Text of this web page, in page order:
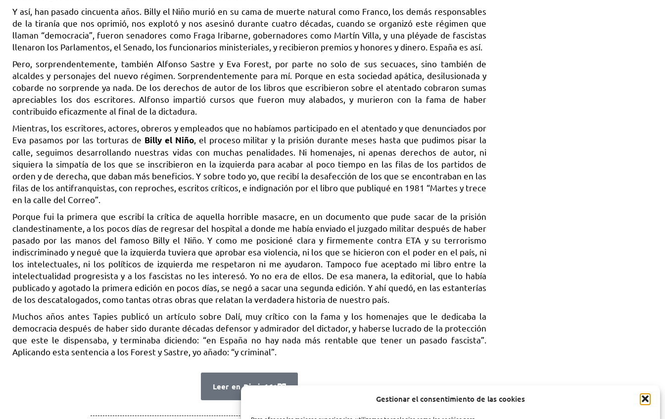
Gestionar el consentimiento de las cookies
Y así, han pasado cincuenta años. Billy el Niño murió en su cama de muerte natural como Franco, los demás responsables
de la tiranía que nos oprimió, nos explotó y nos asesinó durante cuatro décadas, cuando se organizó este régimen que
llaman “democracia”, fueron senadores como Fraga Iribarne, gobernadores como Martín Villa, y una pléyade de fascistas
llenaron los Parlamentos, el Senado, los funcionarios ministeriales, y recibieron premios y honores y dinero. España es así.
Pero, sorprendentemente, también Alfonso Sastre y Eva Forest, por parte no solo de sus secuaces, sino también de
alcaldes y personajes del nuevo régimen. Sorprendentemente para mí. Porque en esta sociedad apática, desilusionada y
cobarde no sorprende ya nada. De los derechos de autor de los libros que escribieron sobre el atentado cobraron sumas
apreciables los dos escritores. Alfonso impartió cursos que fueron muy alabados, y murieron con la fama de haber
contribuido eficazmente al final de la dictadura.
Mientras, los escritores, actores, obreros y empleados que no habíamos participado en el atentado y que denunciados por
Eva pasamos por las torturas de Billy el Niño, el proceso militar y la prisión durante meses hasta que pudimos pisar la
calle, seguimos desarrollando nuestras vidas con muchas penalidades. Ni homenajes, ni apenas derechos de autor, ni
siquiera la simpatía de los que se inscribieron en la izquierda para acabar al poco tiempo en las filas de los partidos de
orden y de derecha, que daban más beneficios. Y sobre todo yo, que recibí la desafección de los que se encontraban en las
filas de los antifranquistas, con reproches, escritos críticos, e indignación por el libro que publiqué en 1981 “Martes y trece
en la calle del Correo”.
Porque fui la primera que escribí la crítica de aquella horrible masacre, en un documento que pude sacar de la prisión
clandestinamente, a los pocos días de regresar del hospital a donde me había enviado el juzgado militar después de haber
pasado por las manos del famoso Billy el Niño. Y como me posicioné clara y firmemente contra ETA y su terrorismo
indiscriminado y negué que la izquierda tuviera que aprobar esa violencia, ni los que se hicieron con el poder en el país, ni
los intelectuales, ni los políticos de izquierda me respetaron ni me ayudaron. Tampoco fue aceptado mi libro entre la
intelectualidad progresista y a los fascistas no les interesó. Yo no era de ellos. De esa manera, la editorial, que lo había
publicado y agotado la primera edición en pocos días, se negó a sacar una segunda edición. Y ahí quedó, en las estanterías
de los descatalogados, como tantas otras obras que relatan la verdadera historia de nuestro país.
Muchos años antes Tapies publicó un artículo sobre Dalí, muy crítico con la fama y los homenajes que le dedicaba la
democracia después de haber sido durante décadas defensor y admirador del dictador, y haberse lucrado de la protección
que este le dispensaba, y terminaba diciendo: “en España no hay nada más rentable que tener un pasado fascista”.
Aplicando esta sentencia a los Forest y Sastre, yo añado: “y criminal”.
Leer en Diario16+